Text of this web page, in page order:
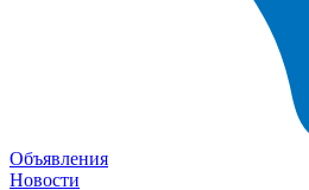
Объявления
Новости